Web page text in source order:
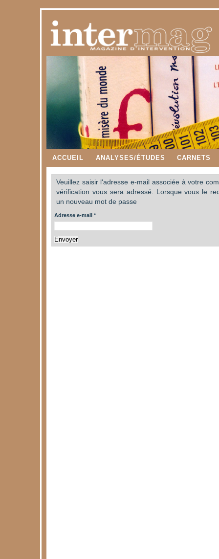
ACCUEIL ANALYSES/ÉTUDES CARNETS
Veuillez saisir l'adresse e-mail associée à votre
vérification vous sera adressé. Lorsque vous le
un nouveau mot de passe
Adresse e-mail *
Envoyer